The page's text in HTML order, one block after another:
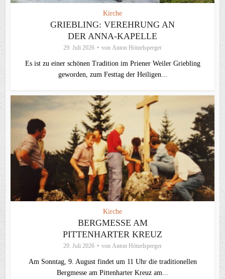
Kirche
GRIEBLING: VEREHRUNG AN
DER ANNA-KAPELLE
29. Juli 2026 von Anton Hötzelsperger
Es ist zu einer schönen Tradition im Priener Weiler Griebling
geworden, zum Festtag der Heiligen...
Kirche
BERGMESSE AM
PITTENHARTER KREUZ
29. Juli 2026 von Anton Hötzelsperger
Am Sonntag, 9. August findet um 11 Uhr die traditionellen
Bergmesse am Pittenharter Kreuz am...